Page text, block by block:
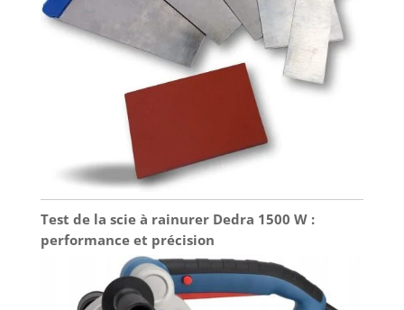
Test de la scie à rainurer Dedra 1500 W :
performance et précision